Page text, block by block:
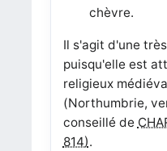
chèvre.
Il s'agit d'une
puisqu'elle est
religieux
(Northumbrie,
conseillé de
814).